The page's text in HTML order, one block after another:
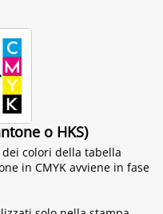
o HKS)
colori della tabella
in CMYK avviene in fase